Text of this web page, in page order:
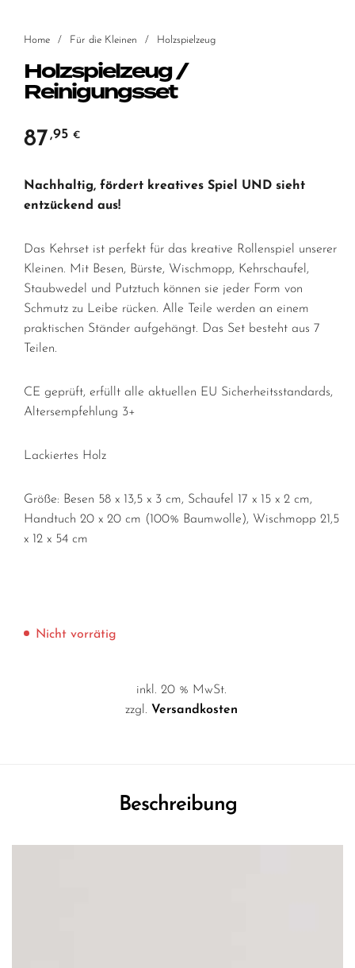
Home / Für die Kleinen / Holzspielzeug
Holzspielzeug /
Reinigungsset
87,95 €
Nachhaltig, fördert kreatives Spiel UND sieht
entzückend aus!
Das Kehrset ist perfekt für das kreative Rollenspiel unserer
Kleinen. Mit Besen, Bürste, Wischmopp, Kehrschaufel,
Staubwedel und Putztuch können sie jeder Form von
Schmutz zu Leibe rücken. Alle Teile werden an einem
praktischen Ständer aufgehängt. Das Set besteht aus 7
Teilen.
CE geprüft, erfüllt alle aktuellen EU Sicherheitsstandards,
Altersempfehlung 3+
Lackiertes Holz
Größe: Besen 58 x 13,5 x 3 cm, Schaufel 17 x 15 x 2 cm,
Handtuch 20 x 20 cm (100% Baumwolle), Wischmopp 21,5
x 12 x 54 cm
Nicht vorrätig
inkl. 20 % MwSt.
zzgl. Versandkosten
Beschreibung